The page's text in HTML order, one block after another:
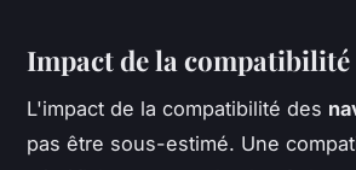
Impact de la
L'impact de la compatibilité des
pas être sous-estimé. Une